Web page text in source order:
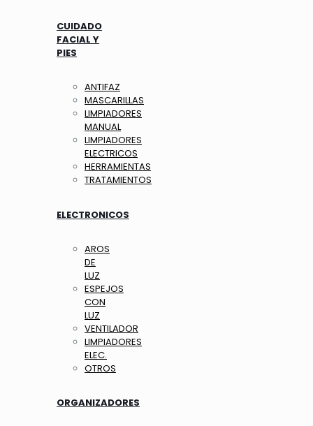
CUIDADO
FACIAL Y
PIES
ANTIFAZ
MASCARILLAS
LIMPIADORES
MANUAL
LIMPIADORES
ELECTRICOS
HERRAMIENTAS
TRATAMIENTOS
ELECTRONICOS
AROS
DE
LUZ
ESPEJOS
CON
LUZ
VENTILADOR
LIMPIADORES
ELEC.
OTROS
ORGANIZADORES